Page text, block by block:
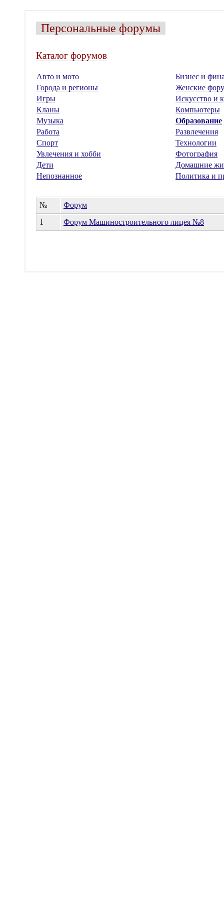
Персональные форумы
Каталог форумов
Авто и мото
Бизнес и
Города и регионы
Женские
Игры
Искусство и
Кланы
Компьютеры
Музыка
Образование
Работа
Развлечения
Спорт
Технологии
Увлечения и хобби
Фотография
Дети
Домашние
Непознанное
Политика и
№
Форум
1
Форум Машиностроительного лицея №8